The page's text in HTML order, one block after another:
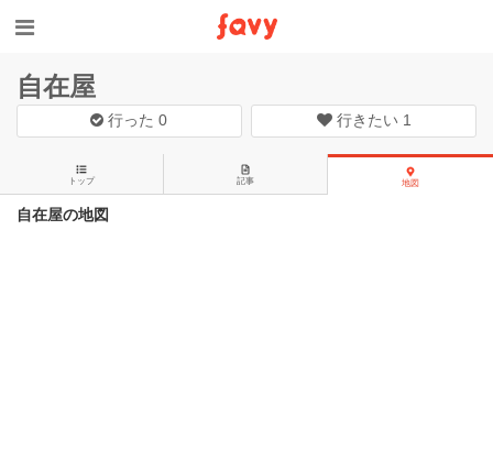
自在屋
行った0 行きたい 1
トップ 記事 地図
自在屋の地図